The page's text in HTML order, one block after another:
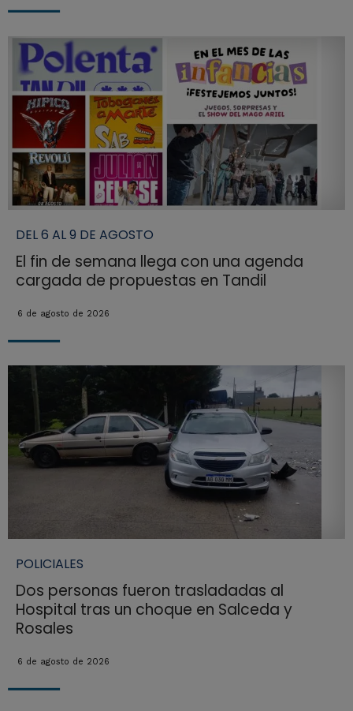
DEL 6 AL 9 DE AGOSTO
El fin de semana llega con una agenda
cargada de propuestas en Tandil
6 de agosto de 2026
POLICIALES
Dos personas fueron trasladadas al
Hospital tras un choque en Salceda y
Rosales
6 de agosto de 2026